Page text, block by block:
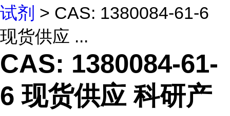
试剂 > CAS: 1380084-61-6
现货供应 ...
CAS: 1380084-61-
6 现货供应 科研产